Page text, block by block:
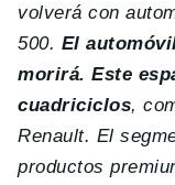
volverá con
500. El
morirá. Este
cuadriciclos,
Renault. El
productos